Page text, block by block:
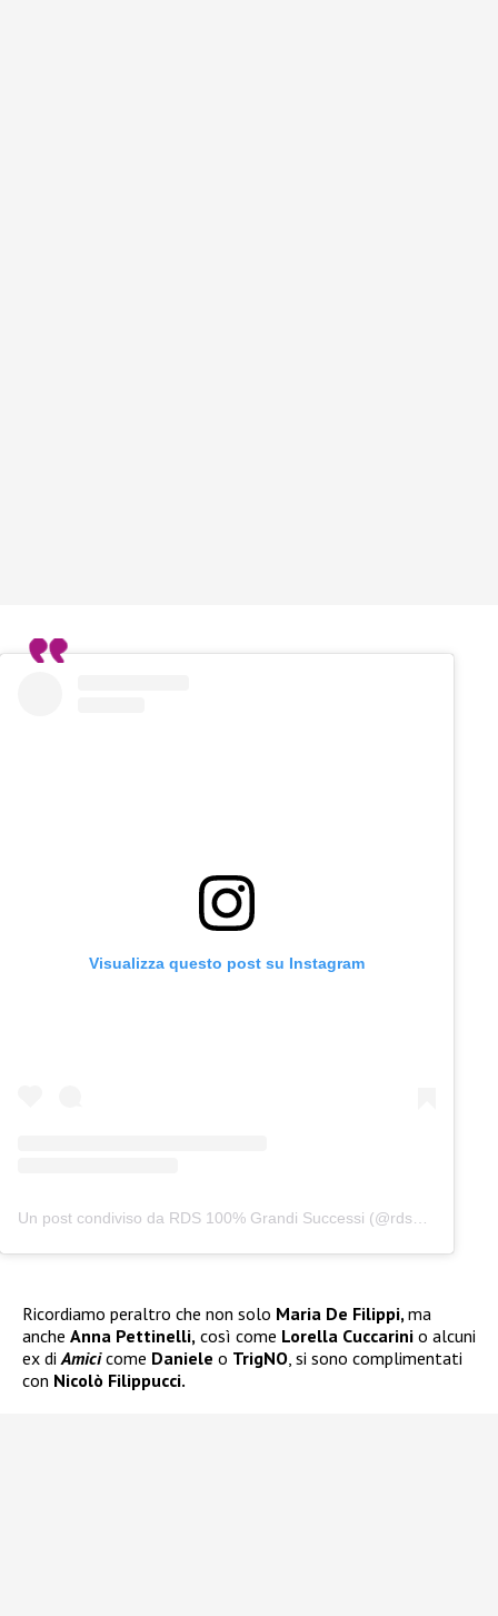
Visualizza questo post su Instagram
Ricordiamo peraltro che non solo Maria De Filippi, ma
anche Anna Pettinelli, così come Lorella Cuccarini o alcuni
ex di Amicicome Daniele o TrigNO , si sono complimentati
con Nicolò Filippucci.